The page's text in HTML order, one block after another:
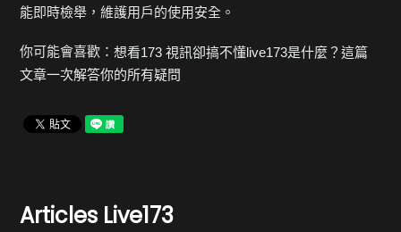
能即時檢舉，維護用戶的使用安全。
你可能會喜歡：想看173 視訊卻搞不懂live173是什麼？這篇
文章一次解答你的所有疑問
Articles Live173